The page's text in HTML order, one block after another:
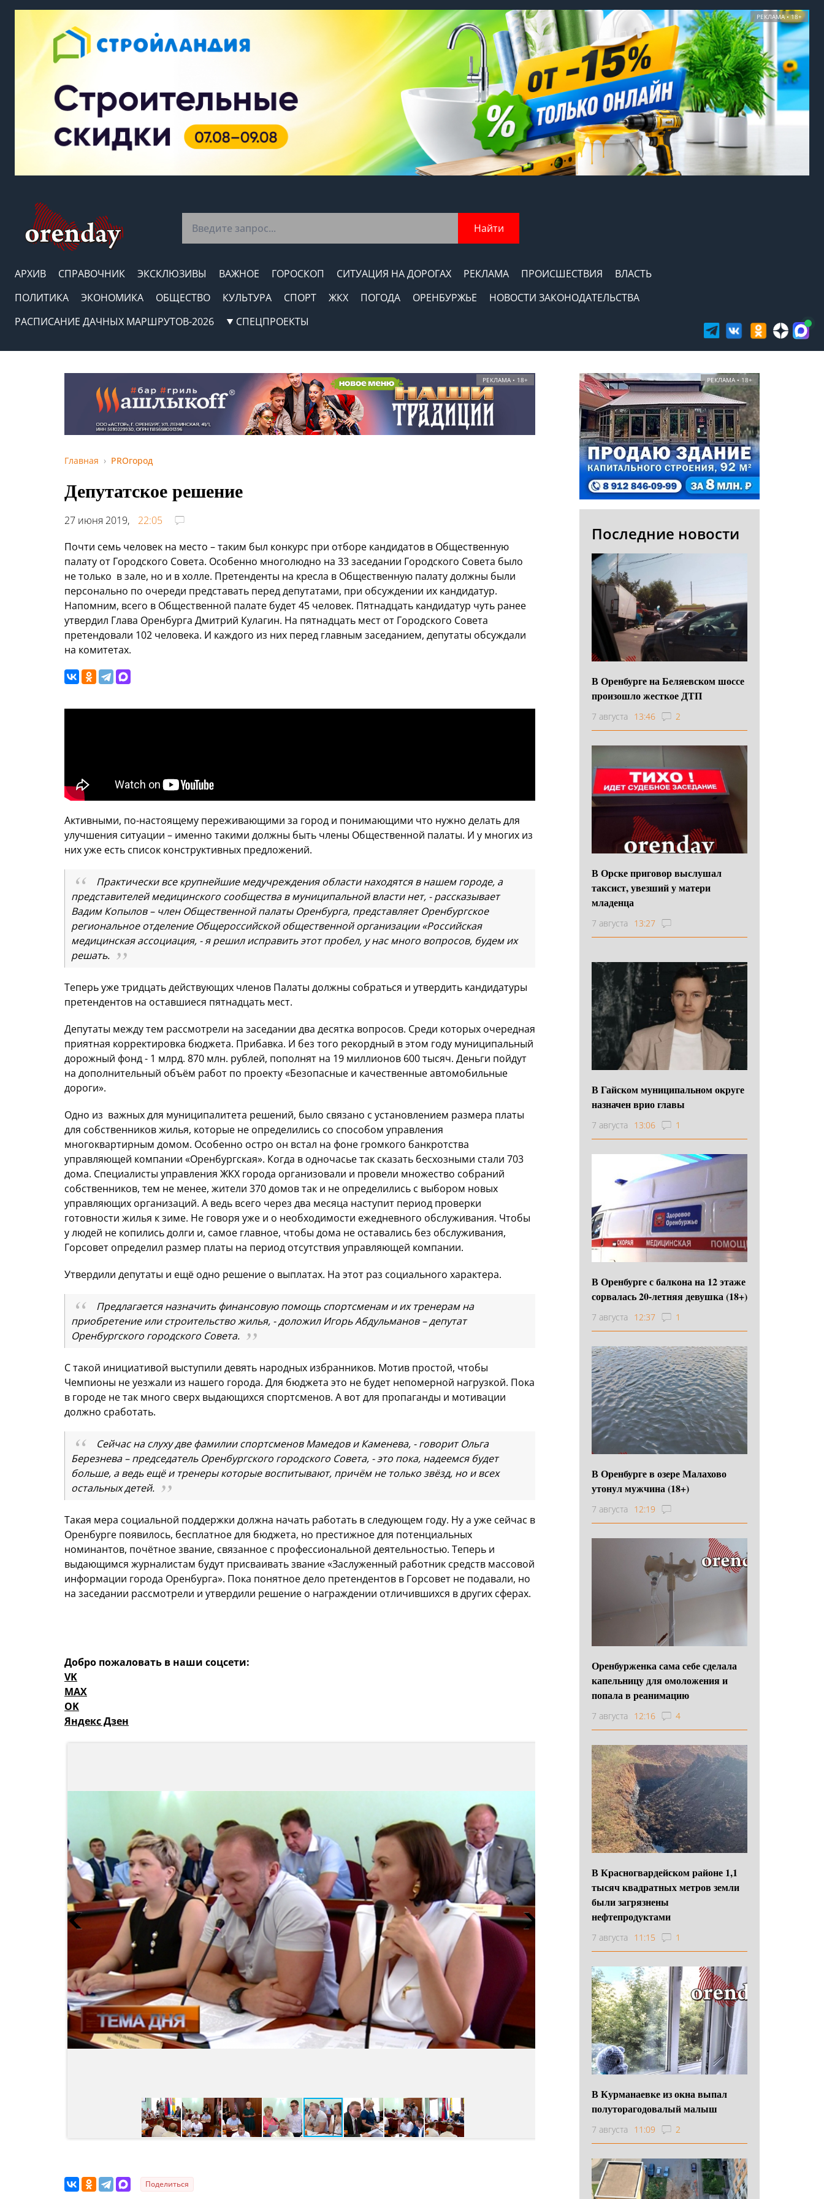
РЕКЛАМА • 18+
Найти
АРХИВ СПРАВОЧНИК ЭКСКЛЮЗИВЫ ВАЖНОЕ ГОРОСКОП СИТУАЦИЯ НА ДОРОГАХ РЕКЛАМА ПРОИСШЕСТВИЯ
ВЛАСТЬ
ПОЛИТИКА
ЭКОНОМИКА ОБЩЕСТВО КУЛЬТУРА СПОРТ ЖКХ ПОГОДА ОРЕНБУРЖЬЕ
НОВОСТИ ЗАКОНОДАТЕЛЬСТВА
РАСПИСАНИЕ ДАЧНЫХ МАРШРУТОВ-2026
СПЕЦПРОЕКТЫ
РЕКЛАМА • 18+
Главная PROгород
Депутатское решение
27 июня 2019,
22:05
Почти семь человек на место – таким был конкурс при отборе кандидатов в Общественную
палату от Городского Совета. Особенно многолюдно на 33 заседании Городского Совета было
не только в зале, но и в холле. Претенденты на кресла в Общественную палату должны были
персонально по очереди представать перед депутатами, при обсуждении их кандидатур.
Напомним, всего в Общественной палате будет 45 человек. Пятнадцать кандидатур чуть ранее
утвердил Глава Оренбурга Дмитрий Кулагин. На пятнадцать мест от Городского Совета
претендовали 102 человека. И каждого из них перед главным заседанием, депутаты обсуждали
на комитетах.
Активными, по-настоящему переживающими за город и понимающими что нужно делать для
улучшения ситуации – именно такими должны быть члены Общественной палаты. И у многих из
них уже есть список конструктивных предложений.
Практически все крупнейшие медучреждения области находятся в нашем городе, а
представителей медицинского сообщества в муниципальной власти нет, - рассказывает
Вадим Копылов – член Общественной палаты Оренбурга, представляет Оренбургское
региональное отделение Общероссийской общественной организации «Российская
медицинская ассоциация, - я решил исправить этот пробел, у нас много вопросов, будем их
решать.
Теперь уже тридцать действующих членов Палаты должны собраться и утвердить кандидатуры
претендентов на оставшиеся пятнадцать мест.
Депутаты между тем рассмотрели на заседании два десятка вопросов. Среди которых очередная
приятная корректировка бюджета. Прибавка. И без того рекордный в этом году муниципальный
дорожный фонд - 1 млрд. 870 млн. рублей, пополнят на 19 миллионов 600 тысяч. Деньги пойдут
на дополнительный объём работ по проекту «Безопасные и качественные автомобильные
дороги».
Одно из важных для муниципалитета решений, было связано с установлением размера платы
для собственников жилья, которые не определились со способом управления
многоквартирным домом. Особенно остро он встал на фоне громкого банкротства
управляющей компании «Оренбургская». Когда в одночасье так сказать бесхозными стали 703
дома. Специалисты управления ЖКХ города организовали и провели множество собраний
собственников, тем не менее, жители 370 домов так и не определились с выбором новых
управляющих организаций. А ведь всего через два месяца наступит период проверки
готовности жилья к зиме. Не говоря уже и о необходимости ежедневного обслуживания. Чтобы
у людей не копились долги и, самое главное, чтобы дома не оставались без обслуживания,
Горсовет определил размер платы на период отсутствия управляющей компании.
Утвердили депутаты и ещё одно решение о выплатах. На этот раз социального характера.
Предлагается назначить финансовую помощь спортсменам и их тренерам на
приобретение или строительство жилья, - доложил Игорь Абдульманов – депутат
Оренбургского городского Совета.
С такой инициативой выступили девять народных избранников. Мотив простой, чтобы
Чемпионы не уезжали из нашего города. Для бюджета это не будет непомерной нагрузкой. Пока
в городе не так много сверх выдающихся спортсменов. А вот для пропаганды и мотивации
должно сработать.
Сейчас на слуху две фамилии спортсменов Мамедов и Каменева, - говорит Ольга
Березнева – председатель Оренбургского городского Совета, - это пока, надеемся будет
больше, а ведь ещё и тренеры которые воспитывают, причём не только звёзд, но и всех
остальных детей.
Такая мера социальной поддержки должна начать работать в следующем году. Ну а уже сейчас в
Оренбурге появилось, бесплатное для бюджета, но престижное для потенциальных
номинантов, почётное звание, связанное с профессиональной деятельностью. Теперь и
выдающимся журналистам будут присваивать звание «Заслуженный работник средств массовой
информации города Оренбурга». Пока понятное дело претендентов в Горсовет не подавали, но
на заседании рассмотрели и утвердили решение о награждении отличившихся в других сферах.
Добро пожаловать в наши соцсети:
VK
MAX
OK
Яндекс Дзен
Поделиться
РЕКЛАМА • 18+
Последние новости
В Оренбурге на Беляевском шоссе
произошло жесткое ДТП
7 августа 13:46 2
В Орске приговор выслушал
таксист, увезший у матери
младенца
7 августа 13:27
В Гайском муниципальном округе
назначен врио главы
7 августа 13:06 1
В Оренбурге с балкона на 12 этаже
сорвалась 20-летняя девушка (18+)
7 августа 12:37 1
В Оренбурге в озере Малахово
утонул мужчина (18+)
7 августа 12:19
Оренбурженка сама себе сделала
капельницу для омоложения и
попала в реанимацию
7 августа 12:16 4
В Красногвардейском районе 1,1
тысяч квадратных метров земли
были загрязнены
нефтепродуктами
7 августа 11:15 1
В Курманаевке из окна выпал
полуторагодовалый малыш
7 августа 11:09 2